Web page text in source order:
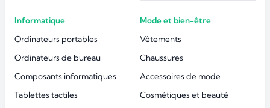
Informatique
Ordinateurs portables
Ordinateurs de bureau
Composants informatiques
Tablettes tactiles
Mode et bien-être
Vêtements
Chaussures
Accessoires de mode
Cosmétiques et beauté